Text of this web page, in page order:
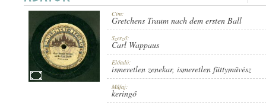
MŰFAJ: KERINGŐ Cím:
Gretchens Traum nach dem ersten Ball
Szerző:
Carl Wappaus
Előadó:
ismeretlen zenekar, ismeretlen füttyművész
Műfaj:
keringő